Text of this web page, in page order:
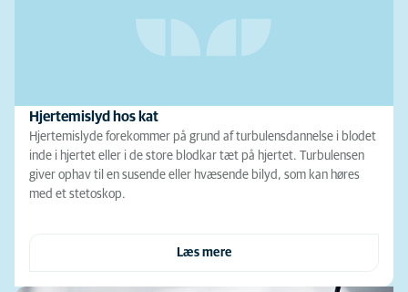
Hjertemislyd hos kat
Hjertemislyde forekommer på grund af turbulensdannelse i blodet
inde i hjertet eller i de store blodkar tæt på hjertet. Turbulensen
giver ophav til en susende eller hvæsende bilyd, som kan høres
med et stetoskop.
Læs mere